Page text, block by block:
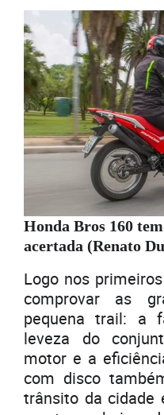
Honda Bros 160
acertada (Renato
Logo nos
comprovar as
pequena trail: a
leveza do
motor e a
com disco
trânsito da cidade